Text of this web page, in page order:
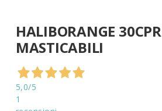
all'inizio
della
galleria
immagini
HALIBORANGE 30CPR
MASTICABILI
5,0/5
1